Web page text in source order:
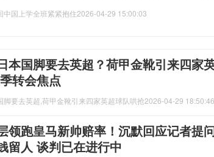
中国上学全班紧紧抱住2026-04-29 15:00:03
本国脚要去英超？荷甲金靴引来四家
转会焦点
脚要去英超,荷甲金靴引来四家英超球队哄抢2026-04-29 18:50:46
领跑皇马新帅赔率！沉默回应记者提
留人 谈判已在进行中